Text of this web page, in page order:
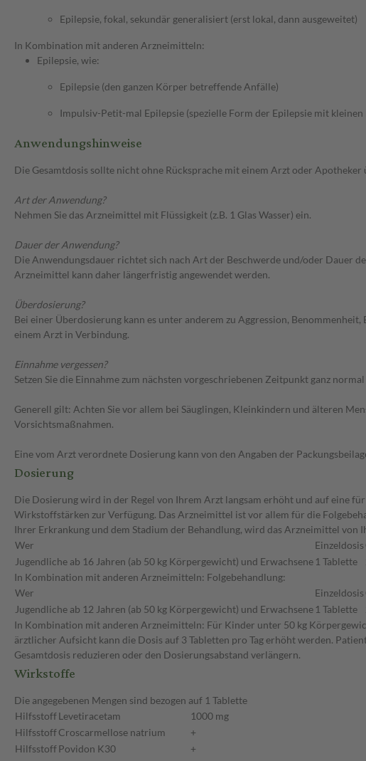
Epilepsie, fokal, sekundär generalisiert (erst lokal, dann ausgeweitet)
In Kombination mit anderen Arzneimitteln:
Epilepsie, wie:
Epilepsie (den ganzen Körper betreffende Anfälle)
Impulsiv-Petit-mal Epilepsie (spezielle Form der Epilepsie mit kleinen
Anwendungshinweise
Die Gesamtdosis sollte nicht ohne Rücksprache mit einem Arzt oder
Art der Anwendung?
Nehmen Sie das Arzneimittel mit Flüssigkeit (z.B. 1 Glas Wasser) ein.
Dauer der Anwendung?
Die Anwendungsdauer richtet sich nach Art der Beschwerde und/oder Dauer
Arzneimittel kann daher längerfristig angewendet werden.
Überdosierung?
Bei einer Überdosierung kann es unter anderem zu Aggression,
einem Arzt in Verbindung.
Einnahme vergessen?
Setzen Sie die Einnahme zum nächsten vorgeschriebenen Zeitpunkt ganz
Generell gilt: Achten Sie vor allem bei Säuglingen, Kleinkindern und älteren
Vorsichtsmaßnahmen.
Eine vom Arzt verordnete Dosierung kann von den Angaben der
Dosierung
Die Dosierung wird in der Regel von Ihrem Arzt langsam erhöht und auf eine
Wirkstoffstärken zur Verfügung. Das Arzneimittel ist vor allem für die
Ihrer Erkrankung und dem Stadium der Behandlung, wird das Arzneimittel
Wer
Einzeldosis
Jugendliche ab 16 Jahren (ab 50 kg Körpergewicht) und Erwachsene 1 Tablette
In Kombination mit anderen Arzneimitteln: Folgebehandlung:
Wer
Einzeldosis
Jugendliche ab 12 Jahren (ab 50 kg Körpergewicht) und Erwachsene 1 Tablette
In Kombination mit anderen Arzneimitteln: Für Kinder unter 50 kg
ärztlicher Aufsicht kann die Dosis auf 3 Tabletten pro Tag erhöht werden.
Gesamtdosis reduzieren oder den Dosierungsabstand verlängern.
Wirkstoffe
Die angegebenen Mengen sind bezogen auf 1 Tablette
HilfsstoffLevetiracetam
1000 mg
HilfsstoffCroscarmellose natrium
+
HilfsstoffPovidon K30
+